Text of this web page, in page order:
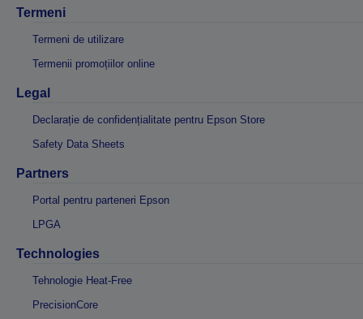
Termeni
Termeni de utilizare
Termenii promoțiilor online
Legal
Declarație de confidențialitate pentru Epson Store
Safety Data Sheets
Partners
Portal pentru parteneri Epson
LPGA
Technologies
Tehnologie Heat-Free
PrecisionCore